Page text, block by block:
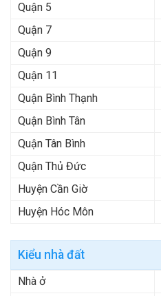
Quận 5
Quận 7
Quận 9
Quận 11
Quận Bình Thạnh
Quận Bình Tân
Quận Tân Bình
Quận Thủ Đức
Huyện Cần Giờ
Huyện Hóc Môn
Kiểu nhà đất
Nhà ở